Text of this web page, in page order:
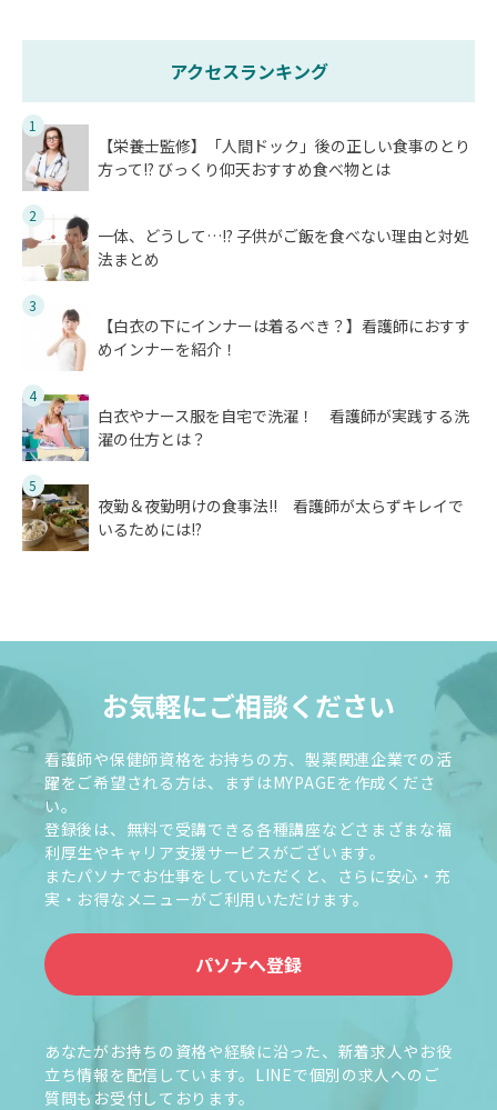
アクセスランキング
1
【栄養士監修】「人間ドック」後の正しい食事のとり
方って!? びっくり仰天おすすめ食べ物とは
2
一体、どうして…!? 子供がご飯を食べない理由と対処
法まとめ
3
【白衣の下にインナーは着るべき？】看護師におすす
めインナーを紹介！
4
白衣やナース服を自宅で洗濯！ 看護師が実践する洗
濯の仕方とは？
5
夜勤＆夜勤明けの食事法!! 看護師が太らずキレイで
いるためには!?
お気軽にご相談ください
看護師や保健師資格をお持ちの方、製薬関連企業での活
躍をご希望される方は、まずはMYPAGEを作成くださ
い。
登録後は、無料で受講できる各種講座などさまざまな福
利厚生やキャリア支援サービスがございます。
またパソナでお仕事をしていただくと、さらに安心・充
実・お得なメニューがご利用いただけます。
パソナへ登録
あなたがお持ちの資格や経験に沿った、新着求人やお役
立ち情報を配信しています。LINEで個別の求人へのご
質問もお受付しております。